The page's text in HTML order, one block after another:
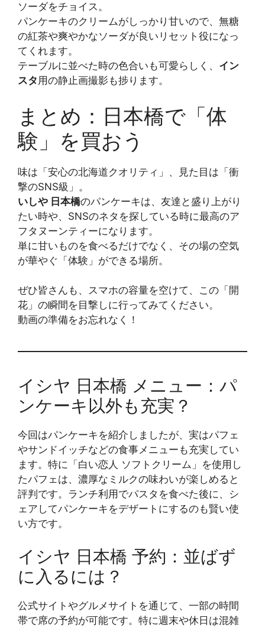
ソーダをチョイス。
パンケーキのクリームがしっかり甘いので、無糖
の紅茶や爽やかなソーダが良いリセット役になっ
てくれます。
テーブルに並べた時の色合いも可愛らしく、 イン
スタ用の静止画撮影も捗ります。
まとめ：日本橋で「体
験」を買おう
味は「安心の北海道クオリティ」、見た目は「衝
撃のSNS級」。
いしや 日本橋のパンケーキは、友達と盛り上がり
たい時や、SNSのネタを探している時に最高のア
フタヌーンティーになります。
単に甘いものを食べるだけでなく、その場の空気
が華やぐ「体験」ができる場所。
ぜひ皆さんも、スマホの容量を空けて、この「開
花」の瞬間を目撃しに行ってみてください。
動画の準備をお忘れなく！
イシヤ 日本橋 メニュー：パ
ンケーキ以外も充実？
今回はパンケーキを紹介しましたが、実はパフェ
やサンドイッチなどの食事メニューも充実してい
ます。特に「白い恋人 ソフトクリーム」を使用し
たパフェは、濃厚なミルクの味わいが楽しめると
評判です。ランチ利用でパスタを食べた後に、シ
ェアしてパンケーキをデザートにするのも賢い使
い方です。
イシヤ 日本橋 予約：並ばず
に入るには？
公式サイトやグルメサイトを通じて、一部の時間
帯で席の予約が可能です。特に週末や休日は混雑